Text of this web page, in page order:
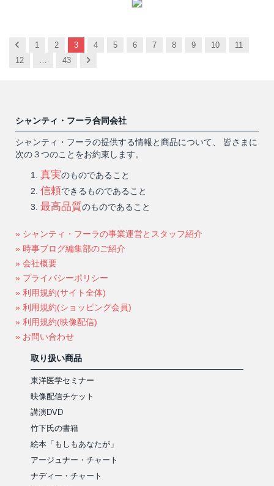
Previous
1 2 3 4 5 6 7 8 9 10
11
12
43 Next
シャンティ・フーラ合同会社
シャンティ・フーラの提供する情報と商品について、 皆さまに
次の３つのことをお約束します。
真実のものであること
信頼できるものであること
最高品質のものであること
» シャンティ・フーラの事業運営とスタッフ紹介
» 時事ブログ編集部のご紹介
» 会社概要
» プライバシーポリシー
» 利用規約(サイト全体)
» 利用規約(ショッピング会員)
» 利用規約(映像配信)
» お問い合わせ
取り扱い商品
東洋医学セミナー
映像配信チケット
講演DVD
竹下氏の書籍
絵本「もしもあなたが」
アージュナー・チャート
ナディー・チャート